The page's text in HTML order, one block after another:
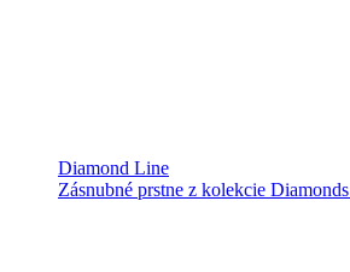
Diamond Line
Zásnubné prstne z kolekcie